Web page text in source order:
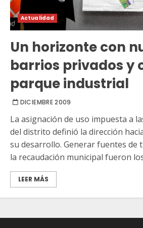
Actualidad
Un horizonte con
barrios privados y
parque industrial
DICIEMBRE 2009
La asignación de uso impuesta a
del distrito definió la dirección
su desarrollo. Generar fuentes de
la recaudación municipal fueron
LEER MÁS